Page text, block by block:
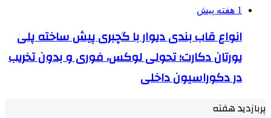
1 هفته پیش
انواع قاب بندی دیوار با گچبری پیش ساخته پلی
یورتان دکارت؛ تحولی لوکس، فوری و بدون تخریب
در دکوراسیون داخلی
پربازدید هفته